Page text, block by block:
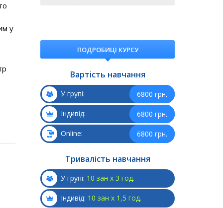
у
ПОДРОБИЦІ КУРСУ
Вартість навчання
У групі: 6800 грн.
Індивід: 6800 грн.
Online: 6800 грн.
Тривалість навчання
У групі: 10 зан х 3 год.
Індивід: 10 зан х 1,5 год.